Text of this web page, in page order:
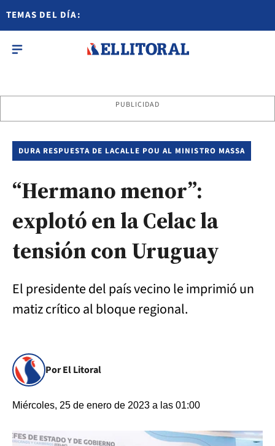
TEMAS DEL DÍA:
PUBLICIDAD
DURA RESPUESTA DE LACALLE POU AL MINISTRO MASSA
“Hermano menor”:
explotó en la Celac la
tensión con Uruguay
El presidente del país vecino le imprimió un
matiz crítico al bloque regional.
Por El Litoral
Miércoles, 25 de enero de 2023 a las 01:00